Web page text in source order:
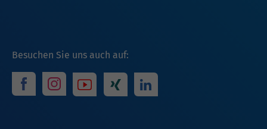
Besuchen Sie uns auch auf: